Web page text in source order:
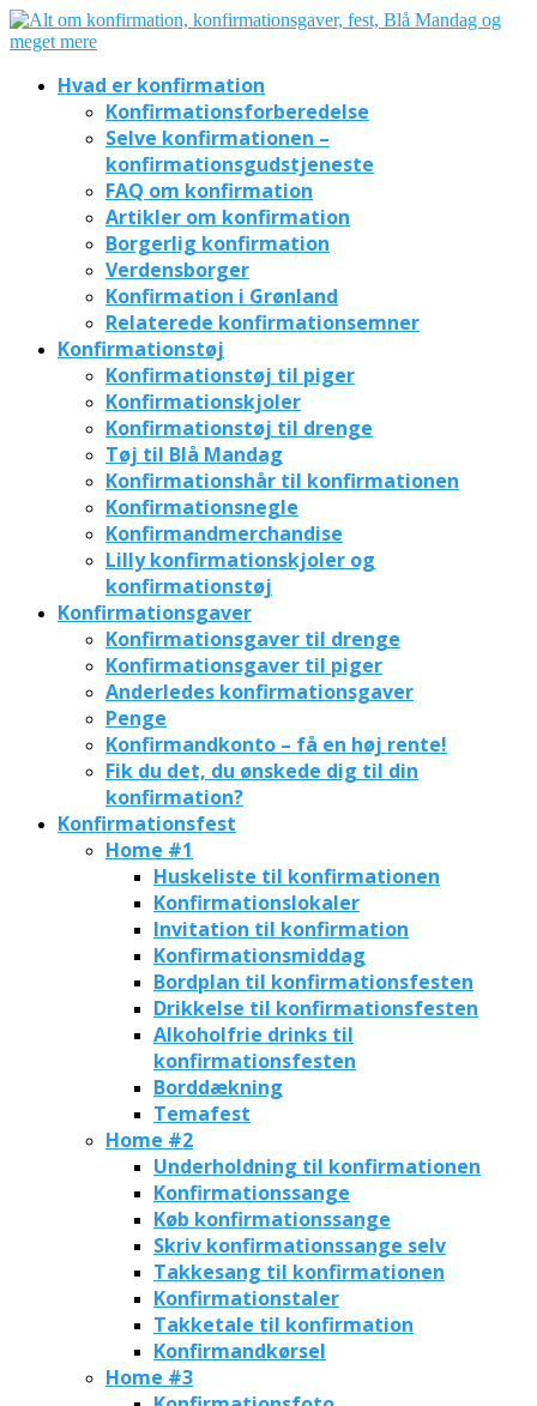
Hvad er konfirmation
Konfirmationsforberedelse
Selve konfirmationen –
konfirmationsgudstjeneste
FAQ om konfirmation
Artikler om konfirmation
Borgerlig konfirmation
Verdensborger
Konfirmation i Grønland
Relaterede konfirmationsemner
Konfirmationstøj
Konfirmationstøj til piger
Konfirmationskjoler
Konfirmationstøj til drenge
Tøj til Blå Mandag
Konfirmationshår til konfirmationen
Konfirmationsnegle
Konfirmandmerchandise
Lilly konfirmationskjoler og
konfirmationstøj
Konfirmationsgaver
Konfirmationsgaver til drenge
Konfirmationsgaver til piger
Anderledes konfirmationsgaver
Penge
Konfirmandkonto – få en høj rente!
Fik du det, du ønskede dig til din
konfirmation?
Konfirmationsfest
Home #1
Huskeliste til konfirmationen
Konfirmationslokaler
Invitation til konfirmation
Konfirmationsmiddag
Bordplan til konfirmationsfesten
Drikkelse til konfirmationsfesten
Alkoholfrie drinks til
konfirmationsfesten
Borddækning
Temafest
Home #2
Underholdning til konfirmationen
Konfirmationssange
Køb konfirmationssange
Skriv konfirmationssange selv
Takkesang til konfirmationen
Konfirmationstaler
Takketale til konfirmation
Konfirmandkørsel
Home #3